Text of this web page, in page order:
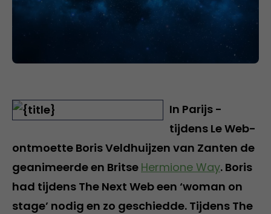
In Parijs -
tijdens Le Web-
ontmoette Boris Veldhuijzen van Zanten de
geanimeerde en Britse Hermione Way. Boris
had tijdens The Next Web een ‘woman on
stage’ nodig en zo geschiedde. Tijdens The